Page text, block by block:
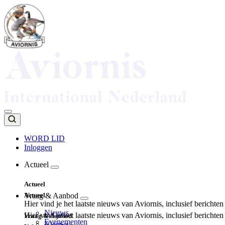
Overslaan
en
naar
de
inhoud
Top
navigation
WORD LID
Inloggen
navigation
Actueel
Actueel
Hier vind je het laatste nieuws van Aviornis, inclusief
Nieuws
Evenementen
Actueel
Hier vind je het laatste nieuws van Aviornis, inclusief
Vraag & Aanbod
Vraag & Aanbod